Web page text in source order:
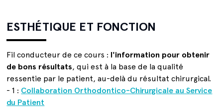
ESTHÉTIQUE ET FONCTION
Fil conducteur de ce cours : l'information pour obtenir
de bons résultats, qui est à la base de la qualité
ressentie par le patient, au-delà du résultat chirurgical.
- 1 : Collaboration Orthodontico-Chirurgicale au Service
du Patient